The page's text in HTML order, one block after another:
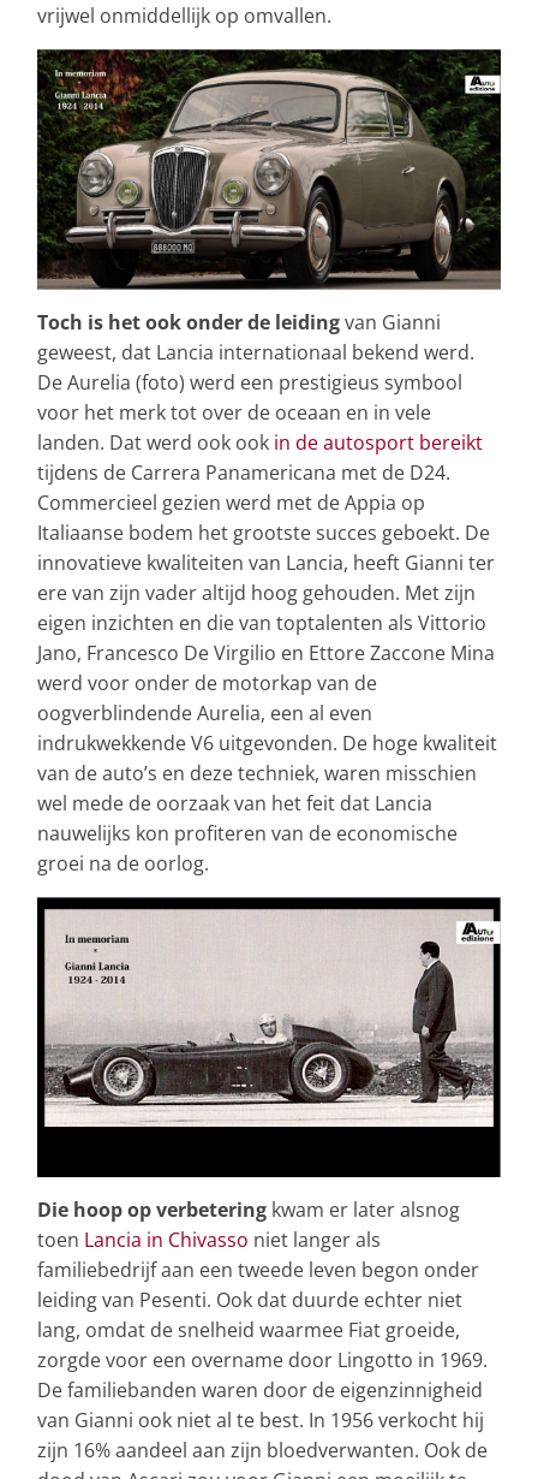
vrijwel onmiddellijk op omvallen.
Toch is het ook onder de leidingvan Gianni
geweest, dat Lancia internationaal bekend werd.
De Aurelia (foto) werd een prestigieus symbool
voor het merk tot over de oceaan en in vele
landen. Dat werd ook ook in de autosport bereikt
tijdens de Carrera Panamericana met de D24.
Commercieel gezien werd met de Appia op
Italiaanse bodem het grootste succes geboekt. De
innovatieve kwaliteiten van Lancia, heeft Gianni ter
ere van zijn vader altijd hoog gehouden. Met zijn
eigen inzichten en die van toptalenten als Vittorio
Jano, Francesco De Virgilio en Ettore Zaccone Mina
werd voor onder de motorkap van de
oogverblindende Aurelia, een al even
indrukwekkende V6 uitgevonden. De hoge kwaliteit
van de auto’s en deze techniek, waren misschien
wel mede de oorzaak van het feit dat Lancia
nauwelijks kon profiteren van de economische
groei na de oorlog.
Die hoop op verbetering kwam er later alsnog
toen Lancia in Chivasso niet langer als
familiebedrijf aan een tweede leven begon onder
leiding van Pesenti. Ook dat duurde echter niet
lang, omdat de snelheid waarmee Fiat groeide,
zorgde voor een overname door Lingotto in 1969.
De familiebanden waren door de eigenzinnigheid
van Gianni ook niet al te best. In 1956 verkocht hij
zijn 16% aandeel aan zijn bloedverwanten. Ook de